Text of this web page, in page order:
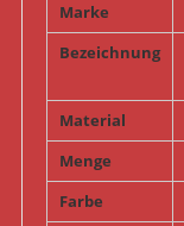
Marke
Bezeichnung
Material
Menge
Farbe